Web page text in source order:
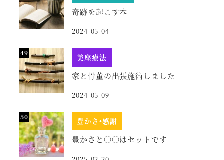
奇跡を起こす本
2024-05-04
美座療法
家と骨董の出張施術しました
2024-05-09
豊かさ•感謝
豊かさと○○はセットです